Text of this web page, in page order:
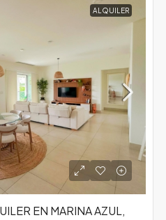
ALQUILER
EN MARINA AZUL,